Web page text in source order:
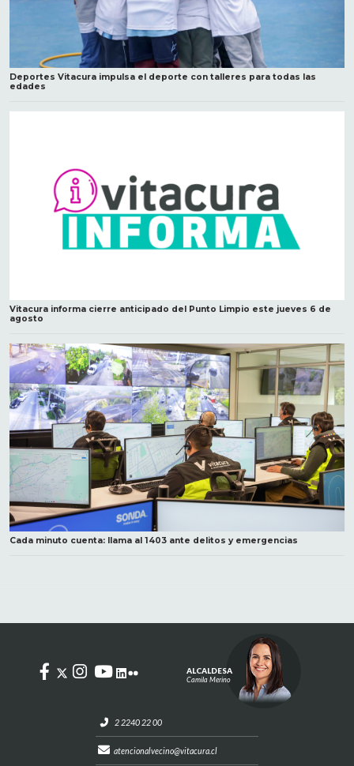
Deportes Vitacura impulsa el deporte con talleres para todas las
edades
Vitacura informa cierre anticipado del Punto Limpio este jueves 6 de
agosto
Cada minuto cuenta: llama al 1403 ante delitos y emergencias
2 2240 22 00
atencionalvecino@vitacura.cl
ALCALDESA
Camila Merino